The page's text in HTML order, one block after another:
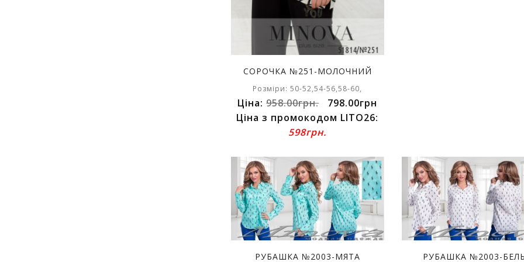
СОРОЧКА №251-МОЛОЧНИЙ
Розміри: 50-52,54-56,58-60,
Ціна:958.00грн.
798.00грн
Ціна з промокодом LITO26:
598грн.
РУБАШКА №2003-МЯТА РУБАШКА №2003-